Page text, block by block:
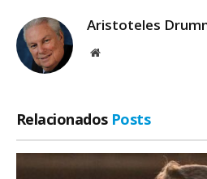
Aristoteles
Site
Relacionados Posts